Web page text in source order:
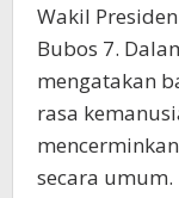
Wakil
Bubos 7.
mengatakan
rasa
secara umum.